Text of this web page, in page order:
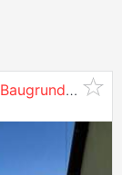
Traumhafte Hanglage am Leithaberg – Baugrundstück in